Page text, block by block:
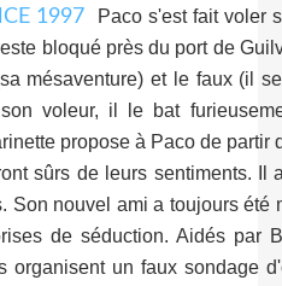
Paco s'est fait voler
bloqué près du port de
mésaventure) et le faux (il
voleur, il le bat
propose à Paco de partir
sûrs de leurs sentiments. Il
Son nouvel ami a toujours été
de séduction. Aidés par
organisent un faux sondage